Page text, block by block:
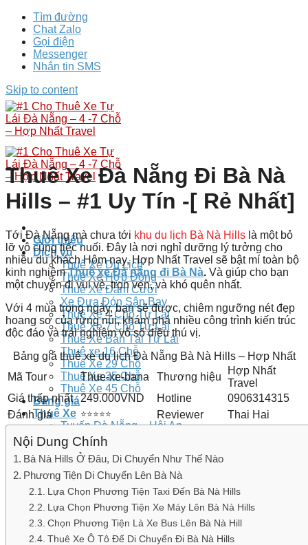
Tìm đường
Chat Zalo
Gọi điện
Messenger
Nhắn tin SMS
Skip to content
Giới thiệu
Dịch vụ
Thuê Xe Du Lịch
Thuê Xe Hợp Đồng
Thuê Xe Đám Cưới
Xe Đưa Đón Sân Bay
Thuê Xe 4 Chỗ Tự Lái
Thuê Xe 7 Chỗ Tự Lái
Thuê Xe Bản Tải Tự Lái
Thuê xe 16 Chỗ
Thuê Xe 29 Chỗ
Thuê Xe 35 Chỗ
Thuê Xe 45 Chỗ
Bảng giá
Thuê Xe
Tuyến Đà Nẵng – Hội An
Thuê Xe Đi Bà Nà
Thuê Xe Đi Chùa Linh Ứng
Thuê Xe Đi Núi Thần Tài
Thuê Xe Đi Cù Lao Chàm
Thuê Xe Đi Hoà Phú Thành
Thuê Xe Đi Rừng Dừa 7 Mẫu
Thuê Xe Đi Bán Đảo Sơn Trà
Thuê Xe Đi Đại Lộc – Ái Nghĩa
Thuê Xe Đà Nẵng Đi Bà Nà
Hills – #1 Uy Tín -[ Rẻ Nhất]
Tới Đà Nẵng mà chưa tới khu du lịch Bà Nà Hills là một bỏ
lỡ vô cùng tiếc nuối. Đây là nơi nghỉ dưỡng lý tưởng cho
nhiều du khách Hôm nay,Hợp Nhất Travel sẽ bật mí toàn bộ
kinh nghiệmThuê xe Đà nẵng đi Bà Nà. Và giúp cho bạn
một chuyến đi vui vẻ, trọn vẹn, và khó quên nhất.
Với 4 mùa trong ngày, bạn sẽ được, chiêm ngưỡng nét đẹp
hoang sơ của rừng núi, khám phá nhiều công trình kiến ​​trúc
độc đáo và trải nghiệm vô số điều thú vị.
Bảng giá thuê xe du lịch Đà Nẵng Bà Nà Hills – Hợp Nhất
Mã Tour
Thue-xe-bana Thương hiệu
Hợp Nhất
Travel
Giá thấp nhất
249.000VND Hotline
0906314315
Đánh giá
⭐⭐⭐⭐⭐ Reviewer Thai Hai
Nội Dung Chính
Bà Nà Hills Ở Đâu, Di Chuyển Như Thế Nào
Phương Tiện Di Chuyển Lên Bà Nà
Lựa Chọn Phương Tiện Taxi Đến Bà Nà Hills
Lựa Chọn Phương Tiện Xe Máy Lên Bà Nà Hills
Chọn Phương Tiện Là Xe Bus Lên Bà Nà Hill
Thuê Xe Ô Tô Để Di Chuyển Đi Bà Nà Hills